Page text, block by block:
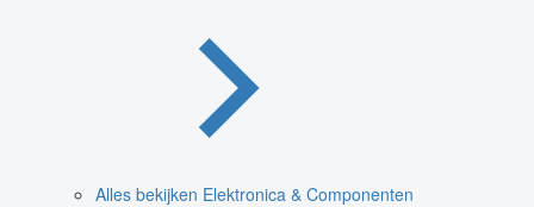
Alles bekijken Elektronica & Componenten